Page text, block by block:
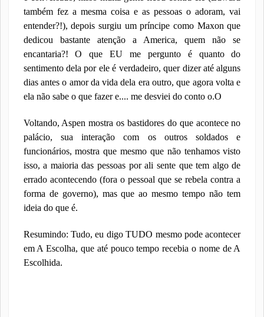
também fez a mesma coisa e as pessoas o adoram, vai
entender?!), depois surgiu um príncipe como Maxon que
dedicou bastante atenção a America, quem não se
encantaria?! O que EU me pergunto é quanto do
sentimento dela por ele é verdadeiro, quer dizer até alguns
dias antes o amor da vida dela era outro, que agora volta e
ela não sabe o que fazer e.... me desviei do conto o.O
Voltando, Aspen mostra os bastidores do que acontece no
palácio, sua interação com os outros soldados e
funcionários, mostra que mesmo que não tenhamos visto
isso, a maioria das pessoas por ali sente que tem algo de
errado acontecendo (fora o pessoal que se rebela contra a
forma de governo), mas que ao mesmo tempo não tem
ideia do que é.
Resumindo: Tudo, eu digo TUDO mesmo pode acontecer
em A Escolha, que até pouco tempo recebia o nome de A
Escolhida.